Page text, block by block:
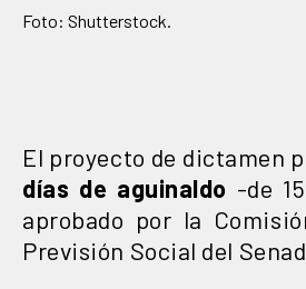
Foto: Shutterstock.
El proyecto de dictamen
días de aguinaldo -de
aprobado por la
Previsión Social del